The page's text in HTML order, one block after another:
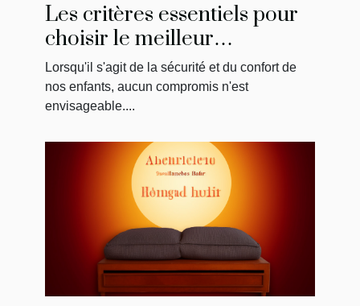
Les critères essentiels pour
choisir le meilleur
réhausseur de chaise pour
votre enfant
Lorsqu'il s'agit de la sécurité et du confort de
nos enfants, aucun compromis n'est
envisageable....